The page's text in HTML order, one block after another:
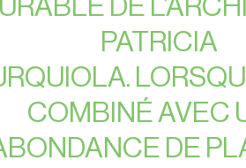
DE
PATRICIA
COMBINÉ AVEC
DE